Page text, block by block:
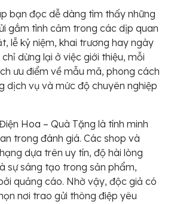
bạn đọc dễ dàng tìm thấy những
gắm tình cảm trong các dịp quan
lễ kỷ niệm, khai trương hay ngày
dừng lại ở việc giới thiệu, mỗi
ưu điểm về mẫu mã, phong cách
dịch vụ và mức độ chuyên nghiệp
Hoa – Quà Tặng là tính minh
trong đánh giá. Các shop và
dựa trên uy tín, độ hài lòng
sự sáng tạo trong sản phẩm,
quảng cáo. Nhờ vậy, độc giả có
nơi trao gửi thông điệp yêu